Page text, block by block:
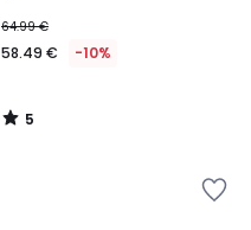
64.99 €
58.49 € -10%
5
/